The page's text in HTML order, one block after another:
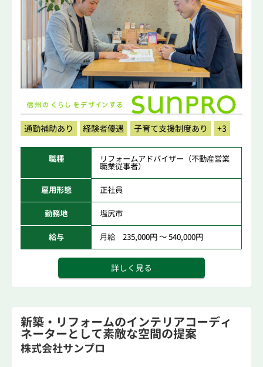
通勤補助あり 経験者優遇 子育て支援制度あり +3
職種 リフォームアドバイザー（不動産営業
職業従事者）
雇用形態 正社員
勤務地 塩尻市
給与 月給 235,000円 ～ 540,000円
詳しく見る
新築・リフォームのインテリアコーディ
ネーターとして素敵な空間の提案
株式会社サンプロ